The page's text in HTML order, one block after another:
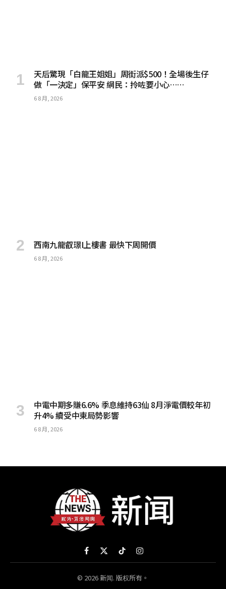
天后驚現「白龍王姐姐」周街派$500！全場後生仔
做「一決定」保平安 網民：拎咗要小心……
6 8 月, 2026
西南九龍叡璟I上樓書 最快下周開價
6 8 月, 2026
中電中期多賺6.6% 季息維持63仙 8月淨電價較年初
升4% 續受中東局勢影響
6 8 月, 2026
Facebook
X
(Twitter)
TikTokInstagram
© 2026 新闻. 版权所有。